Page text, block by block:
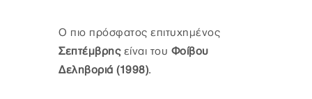
Ο πιο πρόσφατος επιτυχημένος
Σεπτέμβρηςείναι του Φοίβου
Δεληβοριά (1998).